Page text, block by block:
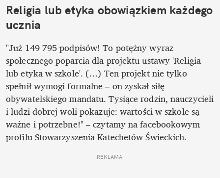
Religia lub etyka obowiązkiem każdego
ucznia
"Już 149 795 podpisów! To potężny wyraz
społecznego poparcia dla projektu ustawy 'Religia
lub etyka w szkole'. (…) Ten projekt nie tylko
spełnił wymogi formalne – on zyskał siłę
obywatelskiego mandatu. Tysiące rodzin, nauczycieli
i ludzi dobrej woli pokazuje: wartości w szkole są
ważne i potrzebne!" – czytamy na facebookowym
profilu Stowarzyszenia Katechetów Świeckich.
REKLAMA